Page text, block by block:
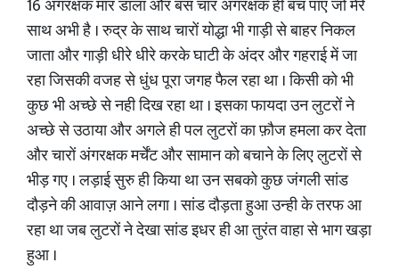
16 अंगरक्षक मार डाला और बस चार अंगरक्षक ही बच पाए जो मेरे
साथ अभी है । रुद्र के साथ चारों योद्धा भी गाड़ी से बाहर निकल
जाता और गाड़ी धीरे धीरे करके घाटी के अंदर और गहराई में जा
रहा जिसकी वजह से धुंध पूरा जगह फैल रहा था । किसी को भी
कुछ भी अच्छे से नही दिख रहा था । इसका फायदा उन लुटरों ने
अच्छे से उठाया और अगले ही पल लुटरों का फ़ौज हमला कर देता
और चारों अंगरक्षक मर्चेंट और सामान को बचाने के लिए लुटरों से
भीड़ गए । लड़ाई सुरु ही किया था उन सबको कुछ जंगली सांड
दौड़ने की आवाज़ आने लगा । सांड दौड़ता हुआ उन्ही के तरफ आ
रहा था जब लुटरों ने देखा सांड इधर ही आ तुरंत वाहा से भाग खड़ा
हुआ ।